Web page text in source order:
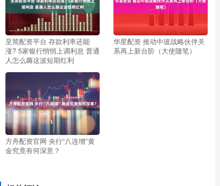
至简配资平台 存款利率还能
涨? 5家银行悄悄上调利息 普通
人怎么薅这波短期红利
华星配资 推动中玻战略伙伴关
系再上新台阶（大使随笔）
方舟配资官网 央行“八连增”黄
金究竟有何深意？